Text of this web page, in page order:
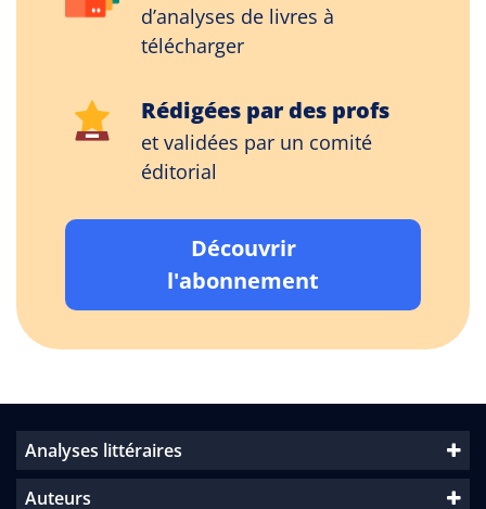
d’analyses de livres à
télécharger
Rédigées par des profs
et validées par un comité
éditorial
Découvrir
l'abonnement
Analyses littéraires
Auteurs